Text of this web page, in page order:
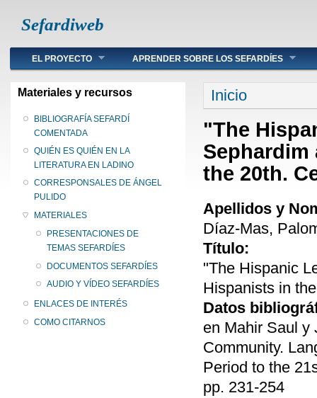
Sefardiweb
Main menu
EL PROYECTO APRENDER SOBRE LOS SEFARDÍES
Materiales y recursos
BIBLIOGRAFÍA SEFARDÍ
COMENTADA
QUIÉN ES QUIÉN EN LA
LITERATURA EN LADINO
CORRESPONSALES DE ÁNGEL
PULIDO
MATERIALES
PRESENTACIONES DE
TEMAS SEFARDÍES
DOCUMENTOS SEFARDÍES
AUDIO Y VÍDEO SEFARDÍES
ENLACES DE INTERÉS
COMO CITARNOS
Se encuentra
Inicio
"The
the 20th.
Apellidos y
Díaz-Mas,
Título:
"The Hispanic
Hispanists in
Datos
en Mahir Saul y
Community.
Period to the
pp. 231-254